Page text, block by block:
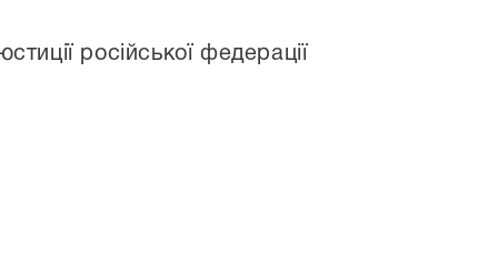
російської федерації